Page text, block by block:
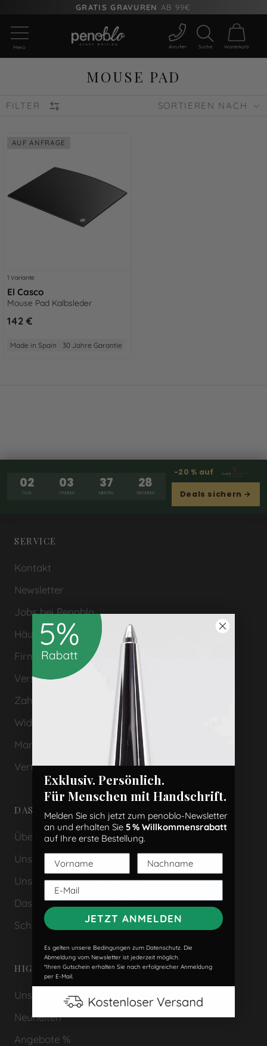
GRATIS GRAVUREN AB 99€
Menü Anrufen Suche Warenkorb
MOUSE PAD
SORTIEREN NACH
FILTER
AUF ANFRAGE
1 Variante
El Casco
Mouse Pad Kalbsleder
142 €
Made in Spain 30 Jahre Garantie
02
TAGE
03
STUNDEN
37
MINUTEN
28
SEKUNDEN
-20 % auf
Deals sichern →
SERVICE
Kontakt
Newsletter
Jobs bei Penoblo
Häufige Fragen (FAQs)
Firmenkunden & Geschenke
Versand
Zahlungsarten
Widerrufsrecht
Marken Garantien
Vertrag widerrufen
DAS MACHT UNS EINZIGARTIG
Über uns
Unser Blog #startwriting
Unser Schreibgeräte Store
Das sagen unsere Kunden
Schreibkultur über Penoblo
HIGHLIGHTS
Unsere Bestseller
Neuheiten
Angebote %
Exklusiv. Persönlich.
Für Menschen mit Handschrift.
Melden Sie sich jetzt zum penoblo-Newsletter
an und erhalten Sie 5 % Willkommensrabatt
auf Ihre erste Bestellung.
JETZT ANMELDEN
Es gelten unsere Bedingungen zum Datenschutz. Die
Abmeldung vom Newsletter ist jederzeit möglich.
*Ihren Gutschein erhalten Sie nach erfolgreicher Anmeldung
per E-Mail.